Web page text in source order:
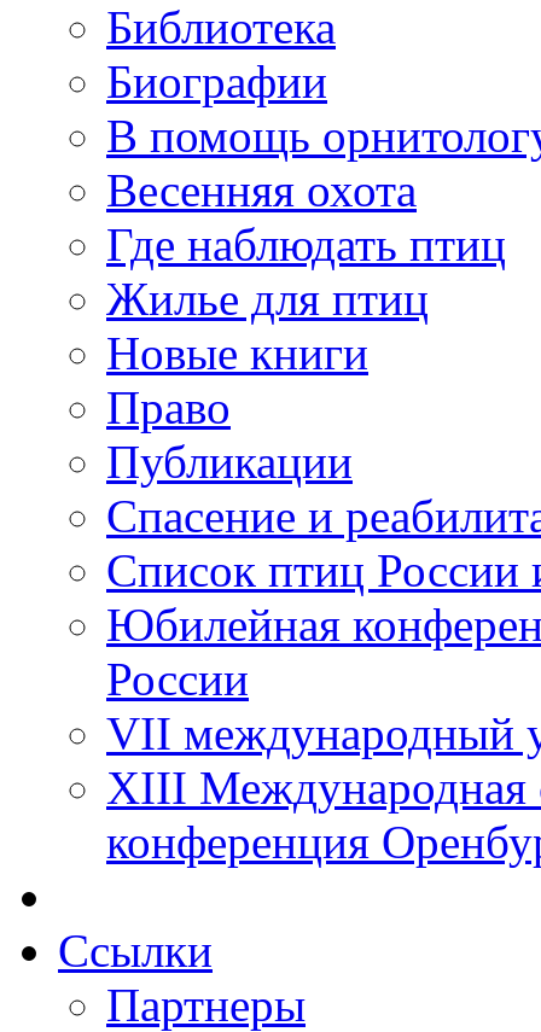
Библиотека
Биографии
В помощь
Весенняя охота
Где наблюдать птиц
Жилье для птиц
Новые книги
Право
Публикации
Спасение и
Список птиц России
Юбилейная
России
VII международный
XIII Международная
конференция
Ссылки
Партнеры